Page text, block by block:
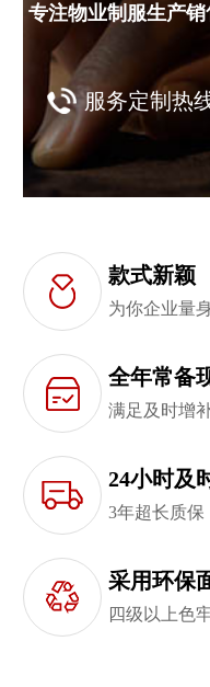
专注物业制服生产
服务定制热
款式新颖
为你企业量
全年常备
满足及时增
24小时及
3年超长质保
采用环保
四级以上色